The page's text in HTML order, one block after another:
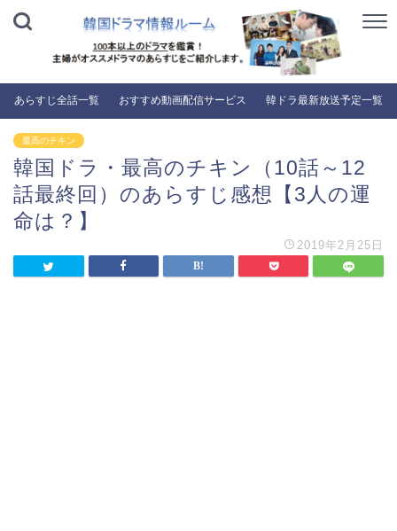
あらすじ全話一覧 おすすめ動画配信サービス 韓ドラ最新放送予定一覧
最高のチキン
韓国ドラ・最高のチキン（10話～12
話最終回）のあらすじ感想【3人の運
命は？】
2019年2月25日